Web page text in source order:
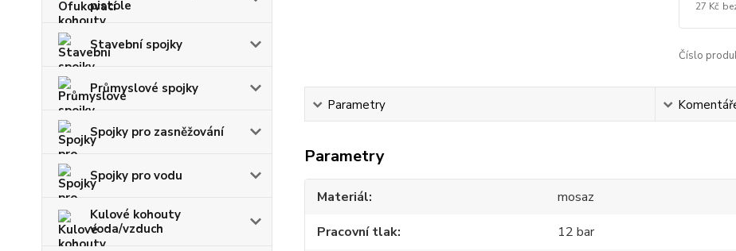
pistole
Stavební spojky
Průmyslové spojky
Spojky pro zasněžování
Spojky pro vodu
Kulové kohouty
voda/vzduch
27 Kč
Číslo
Parametry
Parametry
Materiál
mosaz
Pracovní tlak
12 bar